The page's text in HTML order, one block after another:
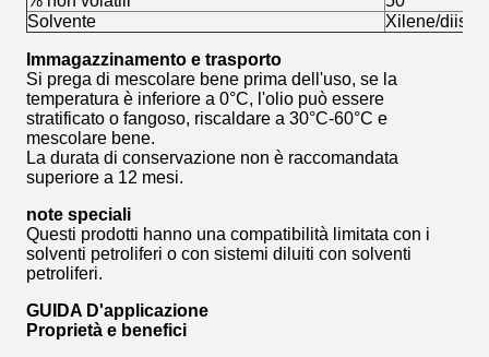
Solvente
Xilene/
Immagazzinamento e trasporto
Si prega di mescolare bene prima dell'uso, se la
temperatura è inferiore a 0°C, l'olio può essere
stratificato o fangoso, riscaldare a 30°C-60°C e
mescolare bene.
La durata di conservazione non è raccomandata
superiore a 12 mesi.
note speciali
Questi prodotti hanno una compatibilità limitata con i
solventi petroliferi o con sistemi diluiti con solventi
petroliferi.
GUIDA D'applicazione
Proprietà e benefici